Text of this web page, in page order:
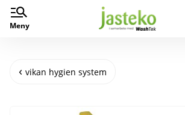
Meny
vikan hygien system